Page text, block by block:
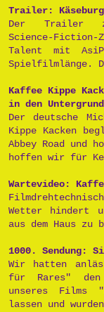
Trailer: Käseburg
Der Trailer
Science-Fiction-
Talent mit
Spielfilmlänge.
Kaffee Kippe
in den
Der deutsche
Kippe Kacken
Abbey Road und
hoffen wir für
Wartevideo:
Wetter hindert
aus dem Haus zu
1000. Sendung:
Wir hatten
für Rares" den
unseres Films
lassen und